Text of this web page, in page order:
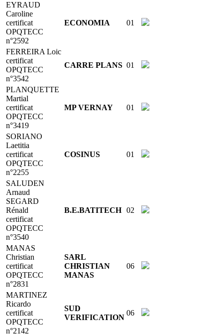
EYRAUD
Caroline
certificat
OPQTECC
n°2592
ECONOMIA 01
FERREIRA Loic
certificat
OPQTECC
n°3542
CARRE PLANS 01
PLANQUETTE
Martial
certificat
OPQTECC
n°3419
MP VERNAY 01
SORIANO
Laetitia
certificat
OPQTECC
n°2255
COSINUS 01
SALUDEN
Arnaud
SEGARD
Rénald
certificat
OPQTECC
n°3540
B.E.BATITECH 02
MANAS
Christian
certificat
OPQTECC
n°2831
SARL
CHRISTIAN
MANAS
06
MARTINEZ
Ricardo
certificat
OPQTECC
n°2142
SUD
VERIFICATION
06